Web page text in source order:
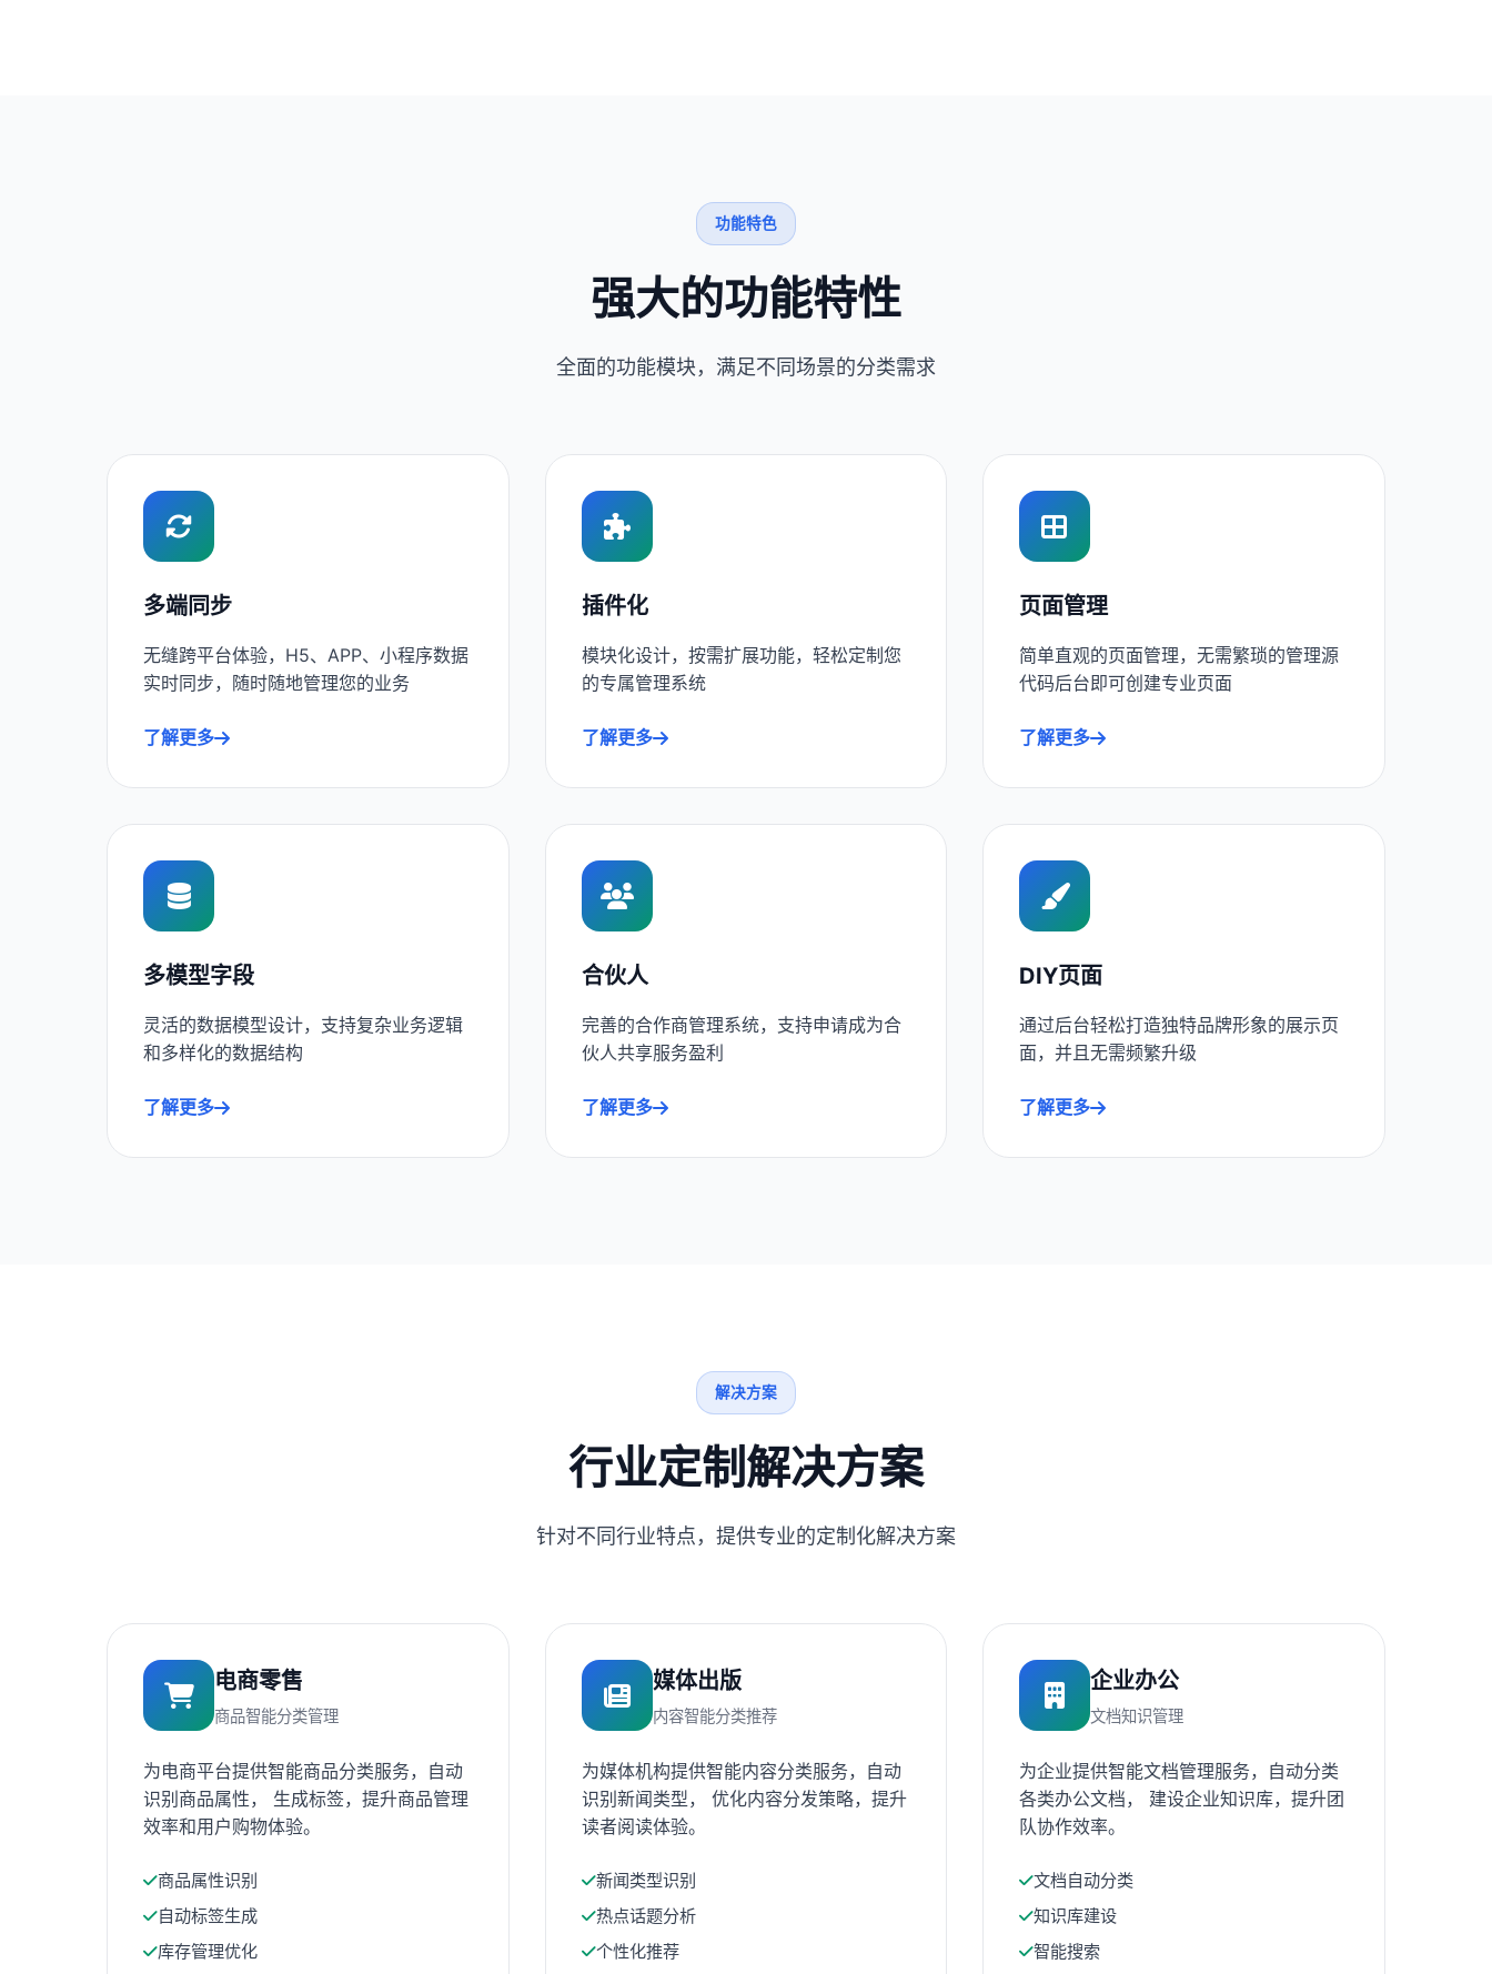
功能特色
强大的功能特性
全面的功能模块，满足不同场景的分类需求
多端同步
无缝跨平台体验，H5、APP、小程序数据
实时同步，随时随地管理您的业务
了解更多
插件化
模块化设计，按需扩展功能，轻松定制您
的专属管理系统
了解更多
页面管理
简单直观的页面管理，无需繁琐的管理源
代码后台即可创建专业页面
了解更多
多模型字段
灵活的数据模型设计，支持复杂业务逻辑
和多样化的数据结构
了解更多
合伙人
完善的合作商管理系统，支持申请成为合
伙人共享服务盈利
了解更多
DIY页面
通过后台轻松打造独特品牌形象的展示页
面，并且无需频繁升级
了解更多
解决方案
行业定制解决方案
针对不同行业特点，提供专业的定制化解决方案
电商零售
商品智能分类管理
为电商平台提供智能商品分类服务，自动
识别商品属性， 生成标签，提升商品管理
效率和用户购物体验。
商品属性识别
自动标签生成
库存管理优化
媒体出版
内容智能分类推荐
为媒体机构提供智能内容分类服务，自动
识别新闻类型， 优化内容分发策略，提升
读者阅读体验。
新闻类型识别
热点话题分析
个性化推荐
企业办公
文档知识管理
为企业提供智能文档管理服务，自动分类
各类办公文档， 建设企业知识库，提升团
队协作效率。
文档自动分类
知识库建设
智能搜索